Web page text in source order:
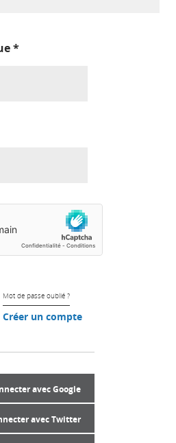
*
Mot de passe oublié ?
Créer un compte
avec Google
avec Twitter